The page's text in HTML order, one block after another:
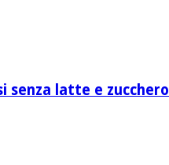
senza latte e zucchero